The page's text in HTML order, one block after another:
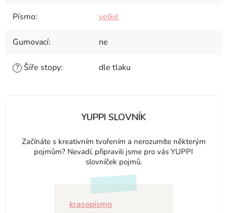
Písmo: velké
Gumovací: ne
? Šíře stopy: dle tlaku
YUPPI SLOVNÍK
Začínáte s kreativním tvořením a nerozumíte některým
pojmům? Nevadí, připravili jsme pro vás YUPPI
slovníček pojmů.
krasopísmo